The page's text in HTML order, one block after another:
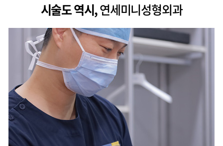
시술도 역시,연세미니성형외과